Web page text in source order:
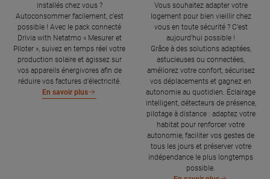
installés chez vous ?
Autoconsommer facilement, c’est
possible ! Avec le pack connecté
Drivia with Netatmo « Mesurer et
Piloter », suivez en temps réel votre
production solaire et agissez sur
vos appareils énergivores afin de
réduire vos factures d’électricité.
En savoir plus
Vous souhaitez adapter votre
logement pour bien vieillir chez
vous en toute sécurité ? C’est
aujourd’hui possible !
Grâce à des solutions adaptées,
astucieuses ou connectées,
améliorez votre confort, sécurisez
vos déplacements et gagnez en
autonomie au quotidien. Éclairage
intelligent, détecteurs de présence,
pilotage à distance : adaptez votre
habitat pour renforcer votre
autonomie, faciliter vos gestes de
tous les jours et préserver votre
indépendance le plus longtemps
possible.